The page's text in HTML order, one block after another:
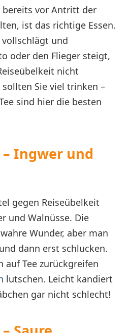
bereits vor Antritt der
ist das richtige Essen.
und
oder den Flieger steigt,
nicht
Sie viel trinken –
sind hier die besten
Ingwer und
gegen Reiseübelkeit
und Walnüsse. Die
Wunder, aber man
dann erst schlucken.
auf Tee zurückgreifen
lutschen. Leicht kandiert
gar nicht schlecht!